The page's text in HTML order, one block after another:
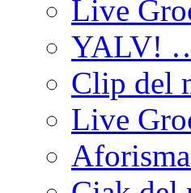
Live
YALV!
Clip del
Live